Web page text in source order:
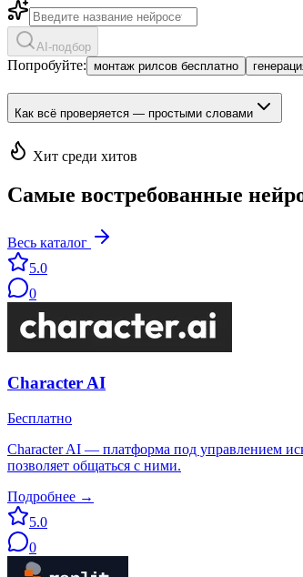
AI-подбор
Попробуйте: монтаж рилсов бесплатно
Как всё проверяется — простыми словами
Хит среди хитов
Самые востребованные
Весь каталог
5.0
0
Character AI
Бесплатно
Character AI — платформа под управлением
позволяет общаться с ними.
Подробнее →
5.0
0